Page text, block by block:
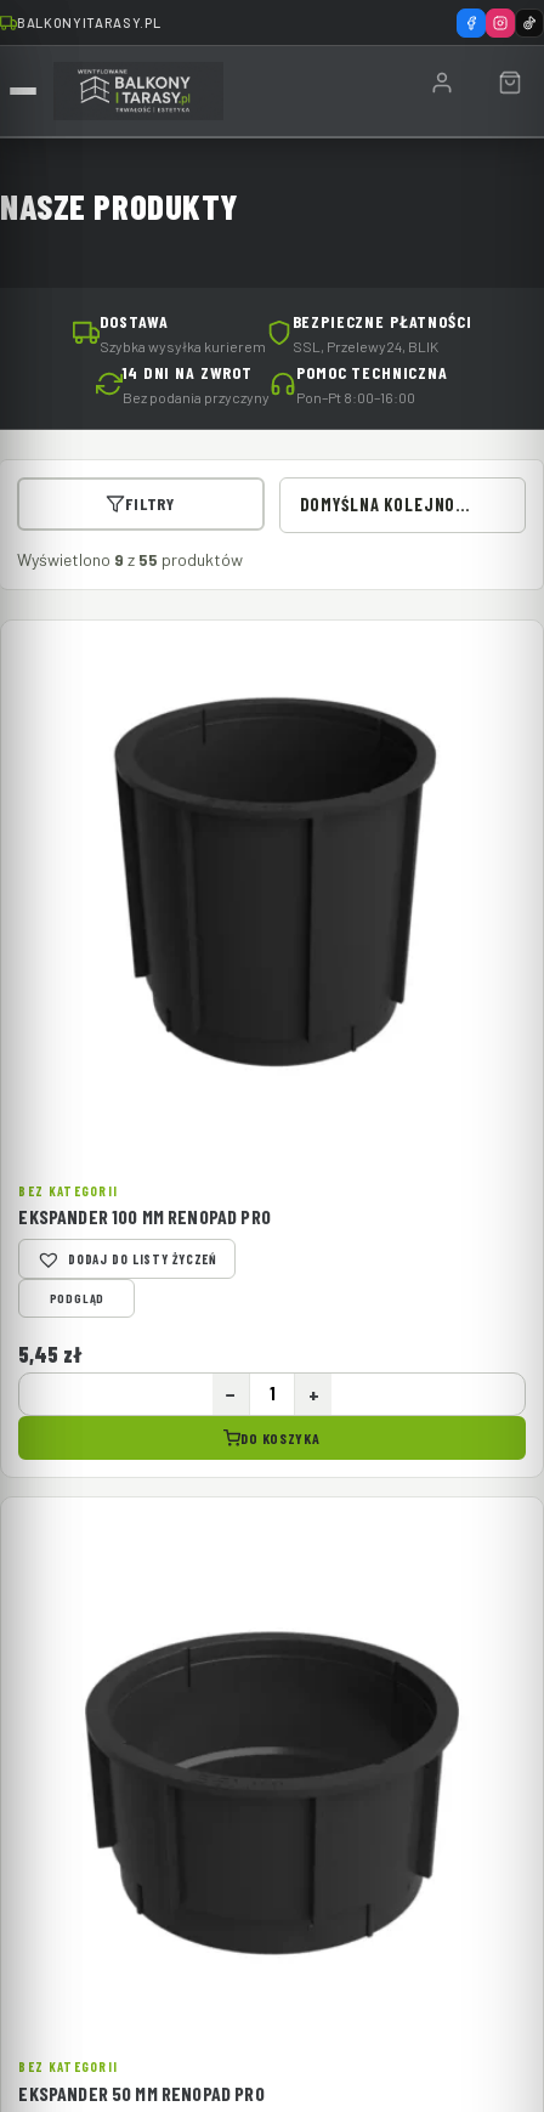
BALKONYITARASY.PL
NASZE PRODUKTY
DOSTAWA
Szybka wysyłka kurierem
BEZPIECZNE PŁATNOŚCI
SSL, Przelewy24, BLIK
14 DNI NA ZWROT
Bez podania przyczyny
POMOC TECHNICZNA
Pon–Pt 8:00–16:00
FILTRY
Wyświetlono 9 z 55 produktów
DOMYŚLNA KOLEJNOŚĆ
BEZ KATEGORII
EKSPANDER 100 MM RENOPAD PRO
DODAJ DO LISTY ŻYCZEŃ
PODGLĄD
5,45 zł
− +
DO KOSZYKA
BEZ KATEGORII
EKSPANDER 50 MM RENOPAD PRO